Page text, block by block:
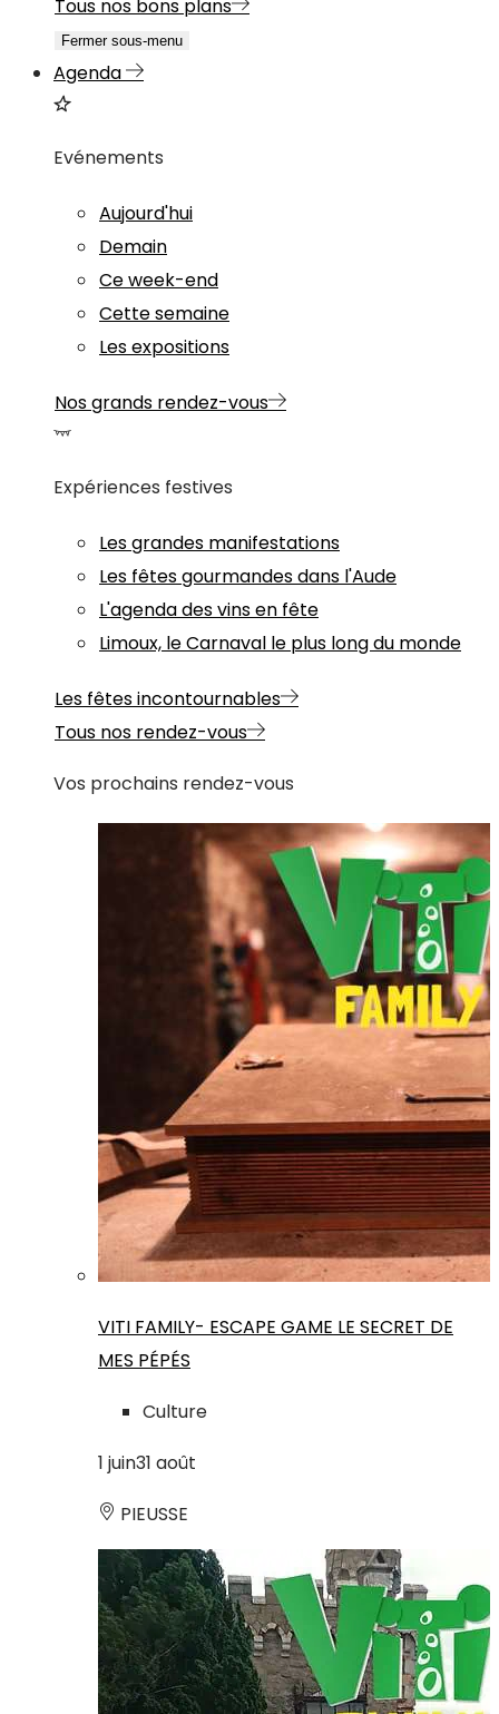
Tous nos bons plans
Fermer sous-menu
Agenda
Evénements
Aujourd'hui
Demain
Ce week-end
Cette semaine
Les expositions
Nos grands rendez-vous
Expériences festives
Les grandes manifestations
Les fêtes gourmandes dans l'Aude
L'agenda des vins en fête
Limoux, le Carnaval le plus long du monde
Les fêtes incontournables
Tous nos rendez-vous
Vos prochains rendez-vous
VITI FAMILY- ESCAPE GAME LE SECRET DE
MES PÉPÉS
Culture
1 juin31 août
PIEUSSE